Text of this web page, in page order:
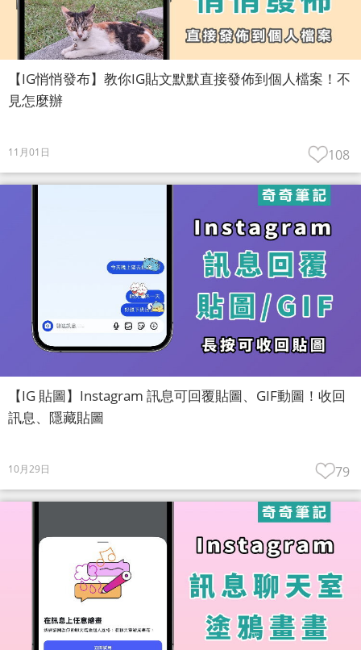
【IG悄悄發布】教你IG貼文默默直接發佈到個人檔案！不
見怎麼辦
11月01日 108
【IG 貼圖】Instagram 訊息可回覆貼圖、GIF動圖！收回
訊息、隱藏貼圖
10月29日 79